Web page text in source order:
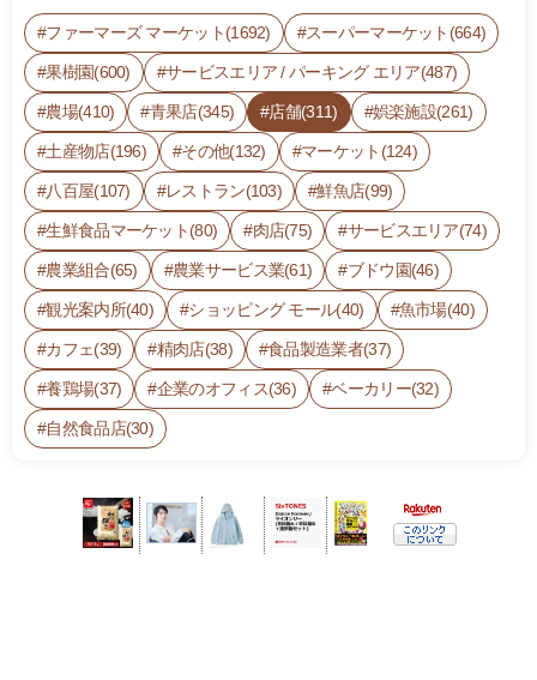
ファーマーズ マーケット(1692) スーパーマーケット(664)
果樹園(600) サービスエリア / パーキング エリア(487)
農場(410) 青果店(345) 店舗(311) 娯楽施設(261)
土産物店(196) その他(132) マーケット(124)
八百屋(107) レストラン(103) 鮮魚店(99)
生鮮食品マーケット(80) 肉店(75) サービスエリア(74)
農業組合(65) 農業サービス業(61) ブドウ園(46)
観光案内所(40) ショッピング モール(40) 魚市場(40)
カフェ(39) 精肉店(38) 食品製造業者(37)
養鶏場(37) 企業のオフィス(36) ベーカリー(32)
自然食品店(30)